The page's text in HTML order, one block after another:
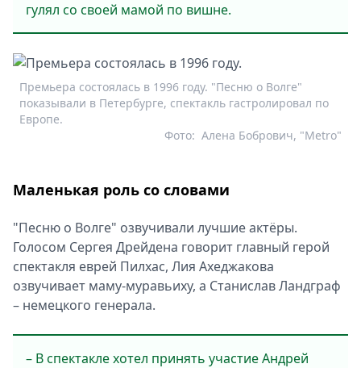
гулял со своей мамой по вишне.
Премьера состоялась в 1996 году. "Песню о Волге"
показывали в Петербурге, спектакль гастролировал по
Европе.
Алена Бобрович, "Metro"
Фото:
Маленькая роль со словами
"Песню о Волге" озвучивали лучшие актёры.
Голосом Сергея Дрейдена говорит главный герой
спектакля еврей Пилхас, Лия Ахеджакова
озвучивает маму-муравьиху, а Станислав Ландграф
– немецкого генерала.
– В спектакле хотел принять участие Андрей